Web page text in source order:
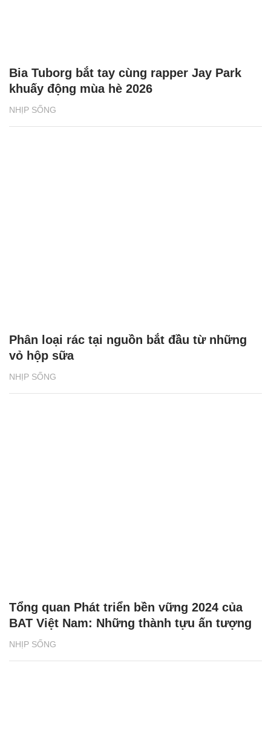
NHỊP SỐNG
Bia Tuborg bắt tay cùng rapper Jay Park
khuấy động mùa hè 2026
NHỊP SỐNG
Phân loại rác tại nguồn bắt đầu từ những
vỏ hộp sữa
NHỊP SỐNG
Tổng quan Phát triển bền vững 2024 của
BAT Việt Nam: Những thành tựu ấn tượng